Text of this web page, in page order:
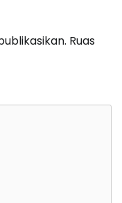
Ruas